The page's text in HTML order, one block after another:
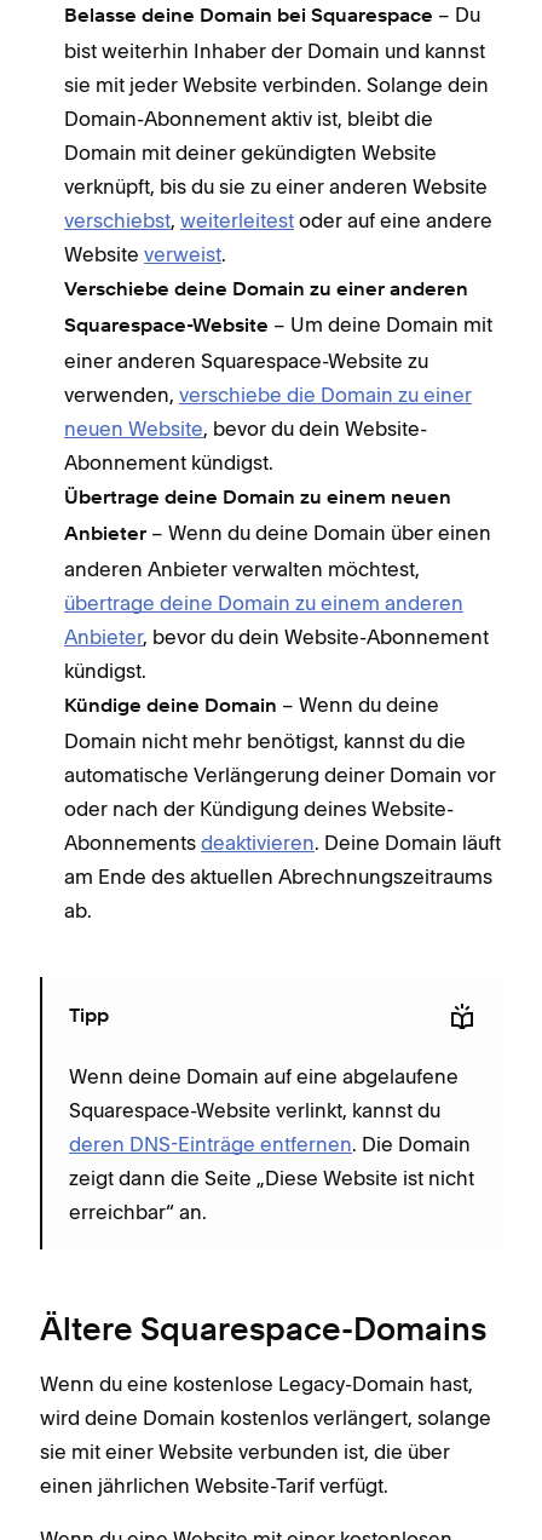
Belasse deine Domain bei Squarespace – Du
bist weiterhin Inhaber der Domain und kannst
sie mit jeder Website verbinden. Solange dein
Domain-Abonnement aktiv ist, bleibt die
Domain mit deiner gekündigten Website
verknüpft, bis du sie zu einer anderen Website
verschiebst, weiterleitest oder auf eine andere
Website verweist.
Verschiebe deine Domain zu einer anderen
Squarespace-Website – Um deine Domain mit
einer anderen Squarespace-Website zu
verwenden, verschiebe die Domain zu einer
neuen Website, bevor du dein Website-
Abonnement kündigst.
Übertrage deine Domain zu einem neuen
Anbieter – Wenn du deine Domain über einen
anderen Anbieter verwalten möchtest,
übertrage deine Domain zu einem anderen
Anbieter, bevor du dein Website-Abonnement
kündigst.
Kündige deine Domain – Wenn du deine
Domain nicht mehr benötigst, kannst du die
automatische Verlängerung deiner Domain vor
oder nach der Kündigung deines Website-
Abonnements deaktivieren. Deine Domain läuft
am Ende des aktuellen Abrechnungszeitraums
ab.
Tipp
Wenn deine Domain auf eine abgelaufene
Squarespace-Website verlinkt, kannst du
deren DNS-Einträge entfernen. Die Domain
zeigt dann die Seite „Diese Website ist nicht
erreichbar“ an.
Ältere Squarespace-Domains
Wenn du eine kostenlose Legacy-Domain hast,
wird deine Domain kostenlos verlängert, solange
sie mit einer Website verbunden ist, die über
einen jährlichen Website-Tarif verfügt.